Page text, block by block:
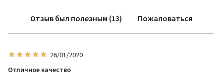
Отзыв был полезным (13) Пожаловаться
26/01/2020
Отличное качество